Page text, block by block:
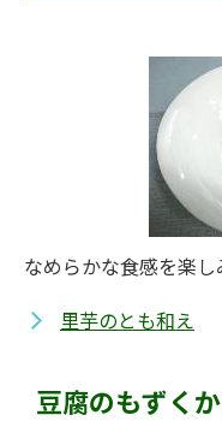
なめらかな食感を楽し
里芋のとも和え
豆腐のもずく